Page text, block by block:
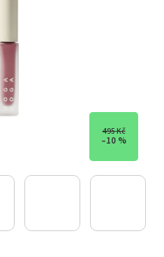
495 Kč
–10 %